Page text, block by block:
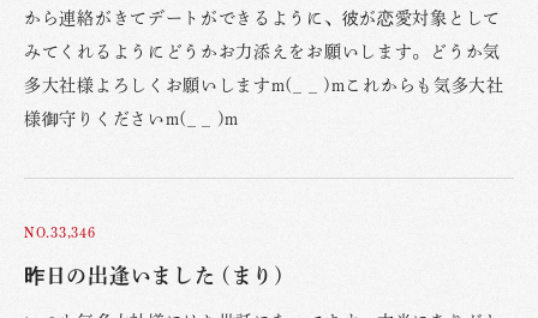
から連絡がきてデートができるように、彼が恋愛対象として
みてくれるようにどうかお力添えをお願いします。どうか気
多大社様よろしくお願いしますm(_ _ )mこれからも気多大社
様御守りくださいm(_ _ )m
NO.33,346
昨日の出逢いました (まり)